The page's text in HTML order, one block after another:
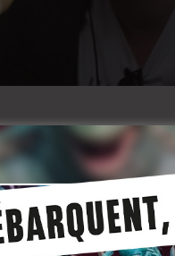
d’écoles supérieures
info et CV à l’adresse :